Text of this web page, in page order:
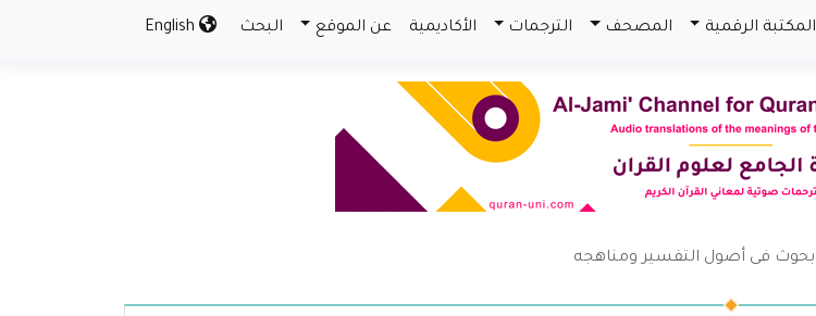
المكتبة الرقمية المصحف الترجمات الأكاديمية عن الموقع البحث
بحوث فى أصول التفسير ومناهجه